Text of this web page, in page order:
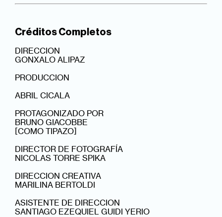
Créditos Completos
DIRECCION
GONXALO ALIPAZ
PRODUCCION
ABRIL CICALA
PROTAGONIZADO POR
BRUNO GIACOBBE
[COMO TIPAZO]
DIRECTOR DE FOTOGRAFÍA
NICOLAS TORRE SPIKA
DIRECCION CREATIVA
MARILINA BERTOLDI
ASISTENTE DE DIRECCION
SANTIAGO EZEQUIEL GUIDI YERIO